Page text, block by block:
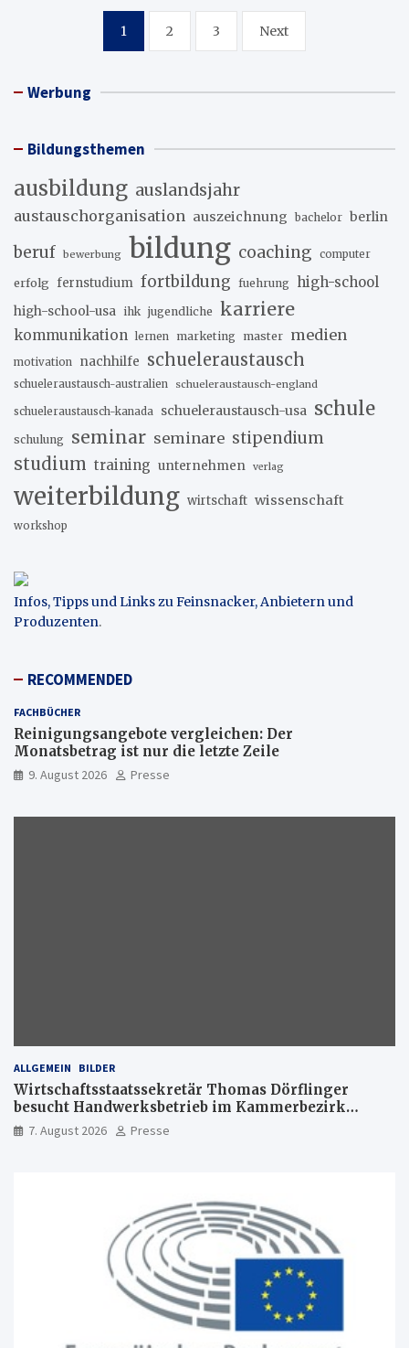
Seitennummerierung
Beiträge
1 2 3 Next
Werbung
Bildungsthemen
ausbildung auslandsjahr
austauschorganisation auszeichnung bachelor berlin
beruf bewerbung bildung coaching computer
erfolg fernstudium fortbildung fuehrung high-school
high-school-usa ihk jugendliche karriere
kommunikation lernen marketing master medien
motivation nachhilfe schueleraustausch
schueleraustausch-australien schueleraustausch-england
schueleraustausch-kanada schueleraustausch-usa schule
schulung seminar seminare stipendium
studium training unternehmen verlag
weiterbildung wirtschaft wissenschaft
workshop
Infos, Tipps und Links zu Feinsnacker, Anbietern und
Produzenten.
RECOMMENDED
FACHBÜCHER
Reinigungsangebote vergleichen: Der
Monatsbetrag ist nur die letzte Zeile
9. August 2026 Presse
ALLGEMEIN BILDER
Wirtschaftsstaatssekretär Thomas Dörflinger
besucht Handwerksbetrieb im Kammerbezirk
Freiburg
7. August 2026 Presse